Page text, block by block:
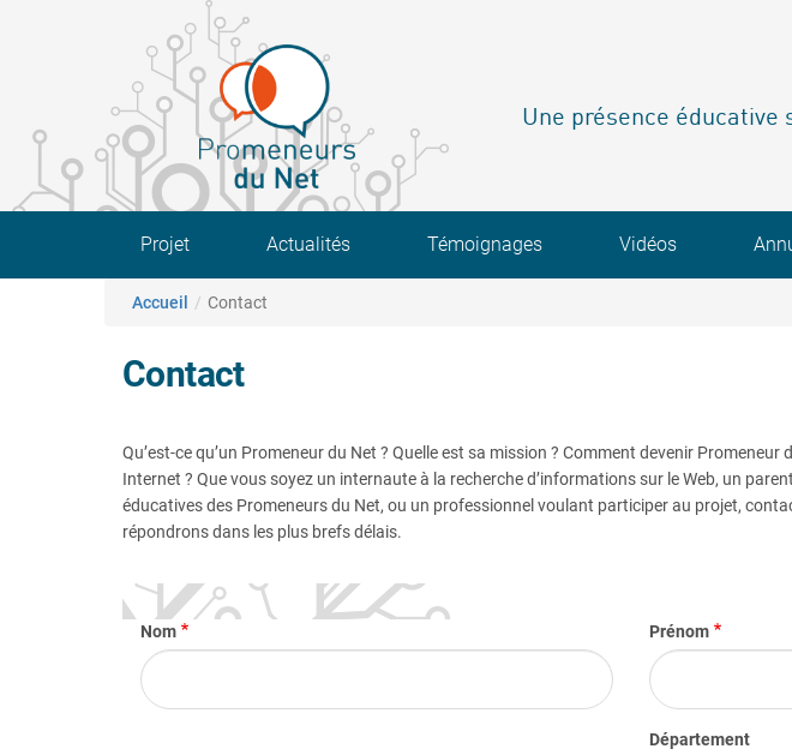
Une présence éducative
Main navigation
Projet Actualités Témoignages Vidéos
Fil d'Ariane
Accueil Contact
Contact
Qu’est-ce qu’un Promeneur du Net ? Quelle est sa mission ? Comment devenir
Internet ? Que vous soyez un internaute à la recherche d’informations sur le Web, un
éducatives des Promeneurs du Net, ou un professionnel voulant participer au projet,
répondrons dans les plus brefs délais.
Nom Prénom
Département